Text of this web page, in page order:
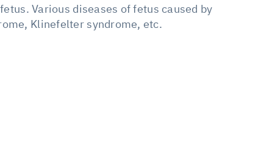
Various diseases of fetus caused by
Klinefelter syndrome, etc.